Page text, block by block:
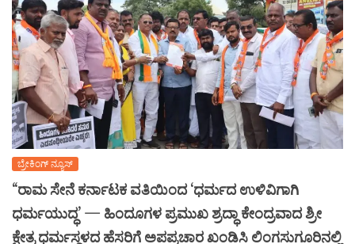
ಬ್ರೇಕಿಂಗ್ ನ್ಯೂಸ್
“ರಾಮ ಸೇನೆ ಕರ್ನಾಟಕ ವತಿಯಿಂದ ‘ಧರ್ಮದ ಉಳಿವಿಗಾಗಿ
ಧರ್ಮಯುದ್ಧ’ — ಹಿಂದೂಗಳ ಪ್ರಮುಖ ಶ್ರದ್ಧಾ ಕೇಂದ್ರವಾದ ಶ್ರೀ
ಕ್ಷೇತ್ರ ಧರ್ಮಸ್ಥಳದ ಹೆಸರಿಗೆ ಅಪಪ್ರಚಾರ ಖಂಡಿಸಿ ಲಿಂಗಸುಗೂರಿನಲ್ಲಿ